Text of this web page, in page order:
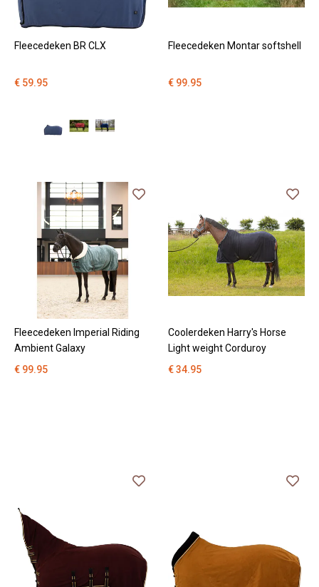
Fleecedeken BR CLX
€ 59.95
Fleecedeken Montar softshell
€ 99.95
Fleecedeken Imperial Riding
Ambient Galaxy
€ 99.95
Coolerdeken Harry's Horse
Light weight Corduroy
€ 34.95